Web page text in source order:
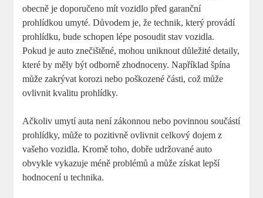
obecně je doporučeno mít vozidlo před garanční
prohlídkou umyté. Důvodem je, že technik, který provádí
prohlídku, bude schopen lépe posoudit stav vozidla.
Pokud je auto znečištěné, mohou uniknout důležité detaily,
které by měly být odborně zhodnoceny. Například špína
může zakrývat korozi nebo poškozené části, což může
ovlivnit kvalitu prohlídky.
Ačkoliv umytí auta není zákonnou nebo povinnou součástí
prohlídky, může to pozitivně ovlivnit celkový dojem z
vašeho vozidla. Kromě toho, dobře udržované auto
obvykle vykazuje méně problémů a může získat lepší
hodnocení u technika.